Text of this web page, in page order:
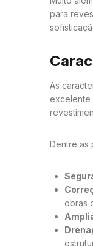
para
As
excelente
Dentre as
obras